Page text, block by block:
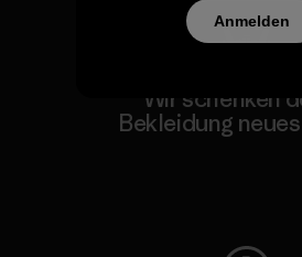
Wir schenken
Bekleidung
Anmelden